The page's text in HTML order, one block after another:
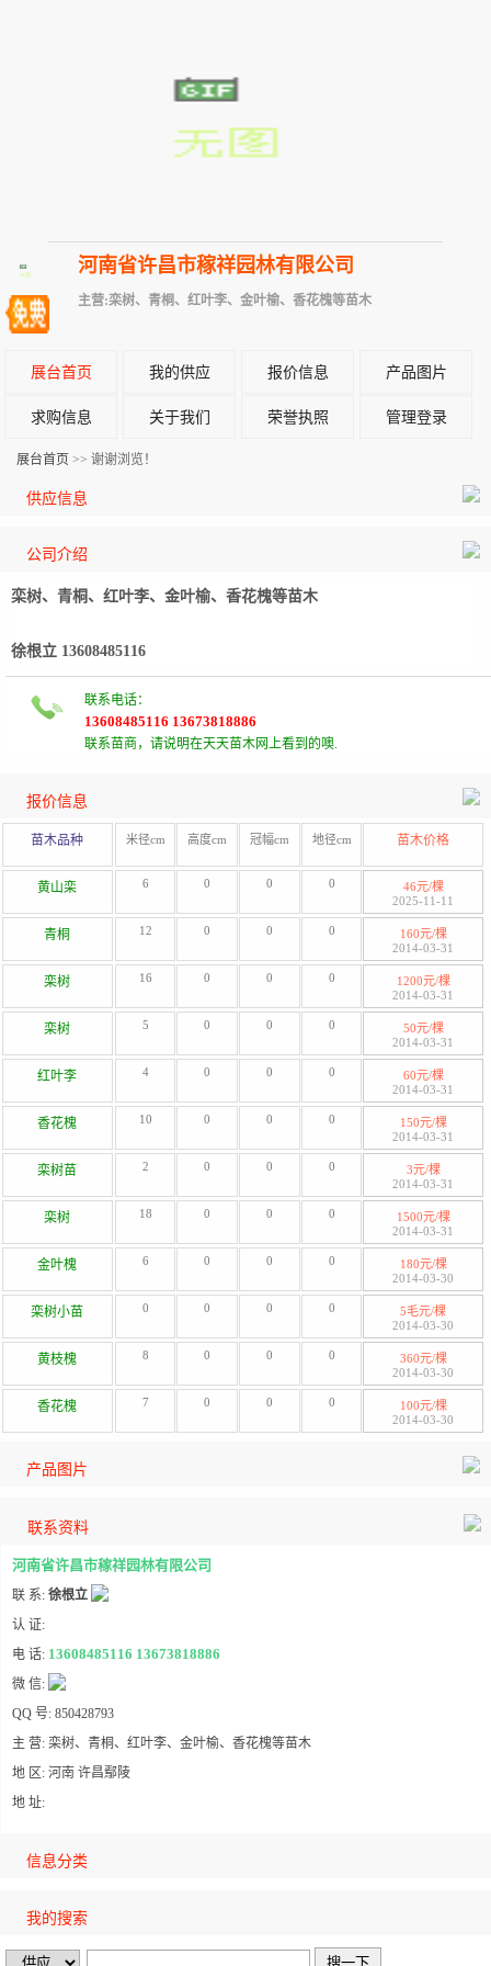
河南省许昌市稼祥园林有限公司
主营:栾树、青桐、红叶李、金叶榆、香花槐等苗木
展台首页 我的供应 报价信息 产品图片
求购信息 关于我们 荣誉执照 管理登录
展台首页 >> 谢谢浏览！
供应信息
公司介绍
栾树、青桐、红叶李、金叶榆、香花槐等苗木
徐根立 13608485116
联系电话：
13608485116 13673818886
联系苗商，请说明在天天苗木网上看到的噢.
报价信息
苗木品种 米径cm 高度cm 冠幅cm 地径cm 苗木价格
黄山栾 6 0 0 0
46元/棵
2025-11-11
青桐 12 0 0 0
160元/棵
2014-03-31
栾树 16 0 0 0
1200元/棵
2014-03-31
栾树 5 0 0 0
50元/棵
2014-03-31
红叶李 4 0 0 0
60元/棵
2014-03-31
香花槐 10 0 0 0
150元/棵
2014-03-31
栾树苗 2 0 0 0
3元/棵
2014-03-31
栾树 18 0 0 0
1500元/棵
2014-03-31
金叶槐 6 0 0 0
180元/棵
2014-03-30
栾树小苗 0 0 0 0
5毛元/棵
2014-03-30
黄枝槐 8 0 0 0
360元/棵
2014-03-30
香花槐 7 0 0 0
100元/棵
2014-03-30
产品图片
联系资料
河南省许昌市稼祥园林有限公司
联 系: 徐根立
认 证:
电 话: 13608485116 13673818886
微 信:
QQ 号: 850428793
主 营: 栾树、青桐、红叶李、金叶榆、香花槐等苗木
地 区: 河南 许昌鄢陵
地 址:
信息分类
我的搜索